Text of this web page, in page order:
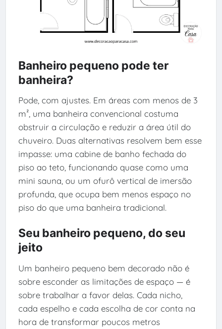
Banheiro pequeno pode ter
banheira?
Pode, com ajustes. Em áreas com menos de 3
m², uma banheira convencional costuma
obstruir a circulação e reduzir a área útil do
chuveiro. Duas alternativas resolvem bem esse
impasse: uma cabine de banho fechada do
piso ao teto, funcionando quase como uma
mini sauna, ou um ofurô vertical de imersão
profunda, que ocupa bem menos espaço no
piso do que uma banheira tradicional.
Seu banheiro pequeno, do seu
jeito
Um banheiro pequeno bem decorado não é
sobre esconder as limitações de espaço — é
sobre trabalhar a favor delas. Cada nicho,
cada espelho e cada escolha de cor conta na
hora de transformar poucos metros